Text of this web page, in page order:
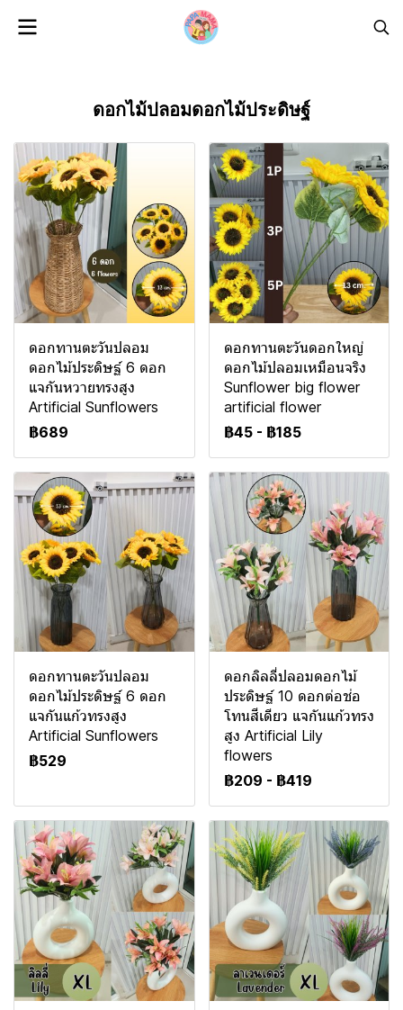
ดอกไม้ปลอมดอกไม้ประดิษฐ์
ดอกทานตะวันปลอม
ดอกไม้ประดิษฐ์ 6 ดอก
แจกันหวายทรงสูง
Artificial Sunflowers
฿689
ดอกทานตะวันดอกใหญ่
ดอกไม้ปลอมเหมือนจริง
Sunflower big flower
artificial flower
฿45- ฿185
ดอกทานตะวันปลอม
ดอกไม้ประดิษฐ์ 6 ดอก
แจกันแก้วทรงสูง
Artificial Sunflowers
฿529
ดอกลิลลี่ปลอมดอกไม้
ประดิษฐ์ 10 ดอกต่อช่อ
โทนสีเดียว แจกันแก้วทรง
สูง Artificial Lily
flowers
฿209 - ฿419